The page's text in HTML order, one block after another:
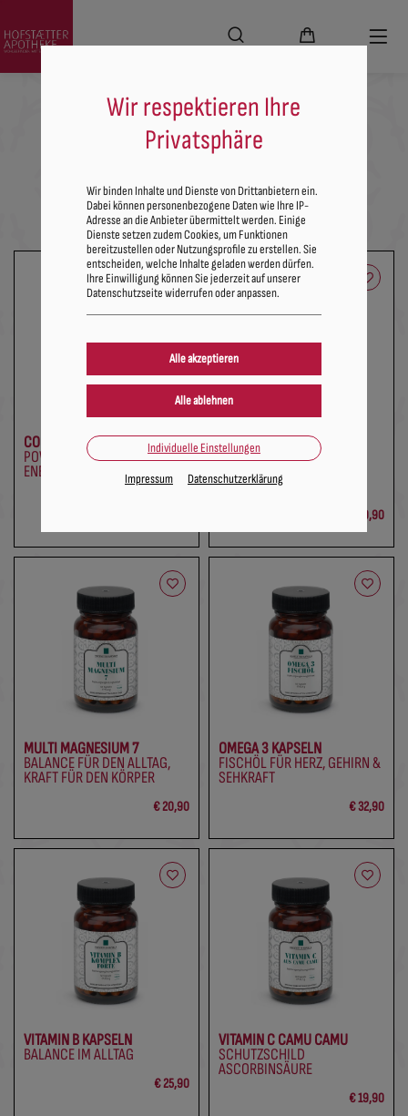
Hofstaetter Apotheke
COENZYM Q10 PLUS
POWERPAKET FÜR IHREN
ENERGIESTOFFWECHSEL
MARIENDISTEL &
ARTISCHOCKE
PFLANZENKRAFT FÜR
ENTGIFTUNG
€ 19,90
MULTI MAGNESIUM 7
BALANCE FÜR DEN ALLTAG,
KRAFT FÜR DEN KÖRPER
€ 20,90
OMEGA 3 KAPSELN
FISCHÖL FÜR HERZ, GEHIRN &
SEHKRAFT
€ 32,90
VITAMIN B KAPSELN
BALANCE IM ALLTAG
€ 25,90
VITAMIN C CAMU CAMU
SCHUTZSCHILD
ASCORBINSÄURE
€ 19,90
Wir respektieren Ihre
Privatsphäre
Wir binden Inhalte und Dienste von Drittanbietern ein.
Dabei können personenbezogene Daten wie Ihre IP-
Adresse an die Anbieter übermittelt werden. Einige
Dienste setzen zudem Cookies, um Funktionen
bereitzustellen oder Nutzungsprofile zu erstellen. Sie
entscheiden, welche Inhalte geladen werden dürfen.
Ihre Einwilligung können Sie jederzeit auf unserer
Datenschutzseite widerrufen oder anpassen.
Individuelle Einstellungen
Impressum
Datenschutzerklärung